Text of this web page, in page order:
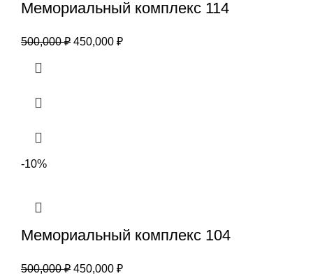
Мемориальный комплекс 114
500,000₽ 450,000 ₽
-10%
Мемориальный комплекс 104
500,000₽ 450,000 ₽